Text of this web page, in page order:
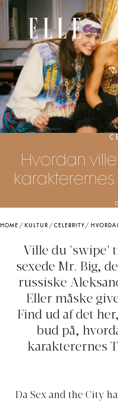
Hvordan ville
karakterernes
HOME / KULTUR /CELEBRITY / HVORDAN
Ville du 'swipe'
sexede Mr. Big,
russiske
Eller måske
Find ud af det
bud på,
karakterernes
Da Sex and the City